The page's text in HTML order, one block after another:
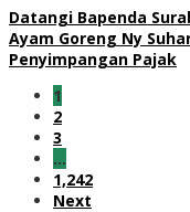
Datangi Bapenda
Ayam Goreng Ny
Penyimpangan Pajak
1
2
3
…
1,242
Next